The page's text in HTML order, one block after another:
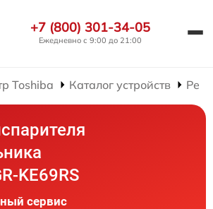
+7 (800) 301-34-05
Ежедневно с 9:00 до 21:00
Toshiba Каталог устройств
KE69RS
сервис